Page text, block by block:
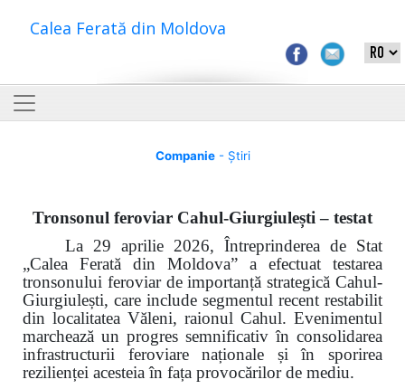
Calea Ferată din Moldova
Companie- Știri
Tronsonul feroviar Cahul-Giurgiulești – testat
La 29 aprilie 2026, Întreprinderea de Stat
„Calea Ferată din Moldova” a efectuat testarea
tronsonului feroviar de importanță strategică Cahul-
Giurgiulești, care include segmentul recent restabilit
din localitatea Văleni, raionul Cahul. Evenimentul
marchează un progres semnificativ în consolidarea
infrastructurii feroviare naționale și în sporirea
rezilienței acesteia în fața provocărilor de mediu.